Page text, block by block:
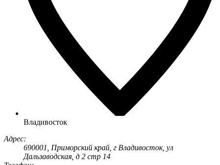
Владивосток
Адрес:
690001
, Приморский край, г Владивосток, ул
Дальзаводская, д 2 стр 14